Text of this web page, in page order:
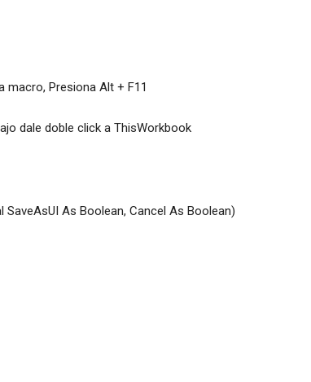
macro, Presiona Alt + F11
dale doble click a ThisWorkbook
As Boolean, Cancel As Boolean)